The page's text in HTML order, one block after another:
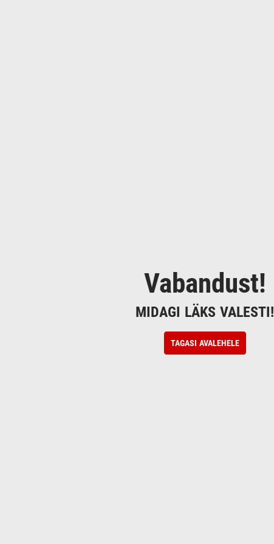
Vabandust!
MIDAGI LÄKS VALESTI!
TAGASI AVALEHELE